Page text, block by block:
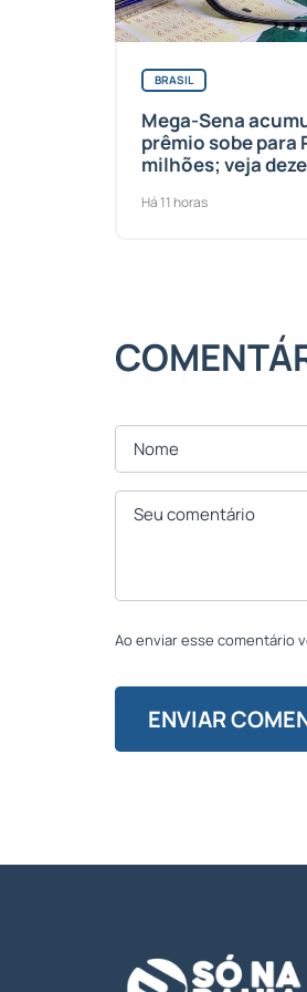
BRASIL
Mega-Sena
prêmio sobe para
milhões; veja
Há 11 horas
Ao enviar esse comentário